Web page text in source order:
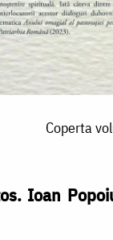
Coperta
Ioan